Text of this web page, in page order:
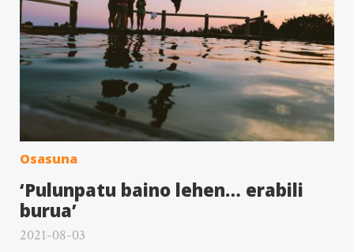
Osasuna
‘Pulunpatu baino lehen… erabili
burua’
2021-08-03